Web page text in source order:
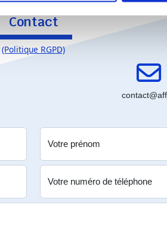
Contact
(Politique RGPD)
Votre prénom
Votre numéro de téléphone